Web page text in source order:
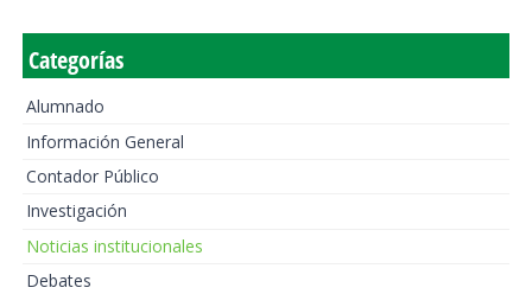
Categorías
Alumnado
Información General
Contador Público
Investigación
Noticias institucionales
Debates